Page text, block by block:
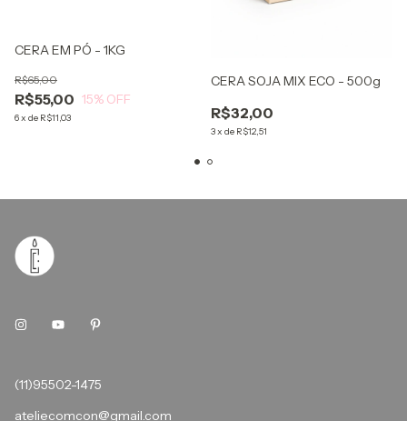
CERA EM PÓ - 1KG
R$55,00
R$65,00
15% OFF
6x de R$11,03
CERA SOJA MIX ECO - 500g
R$32,00
3x de R$12,51
(11)95502-1475
ateliecomcon@gmail.com